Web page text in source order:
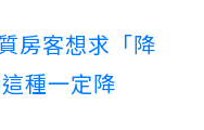
房客想求「降
種一定降